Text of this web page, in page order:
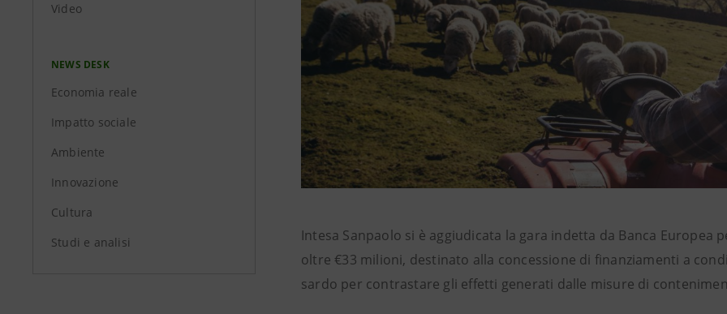
Video
NEWS DESK
Economia reale
Impatto sociale
Ambiente
Innovazione
Cultura
Studi e analisi
Intesa Sanpaolo si è aggiudicata la gara indetta da Banca Europea
oltre €33 milioni, destinato alla concessione di finanziamenti a
sardo per contrastare gli effetti generati dalle misure di